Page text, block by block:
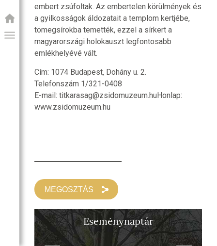
PROGRAM
embert zsúfoltak. Az embertelen körülmények és
a gyilkosságok áldozatait a templom kertjébe,
tömegsírokba temették, ezzel a sírkert a
magyarországi holokauszt legfontosabb
emlékhelyévé vált.
Cím: 1074 Budapest, Dohány u. 2.
Telefonszám 1/321-0408
E-mail: titkarasag@zsidomuzeum.huHonlap:
www.zsidomuzeum.hu
MEGOSZTÁS
Eseménynaptár